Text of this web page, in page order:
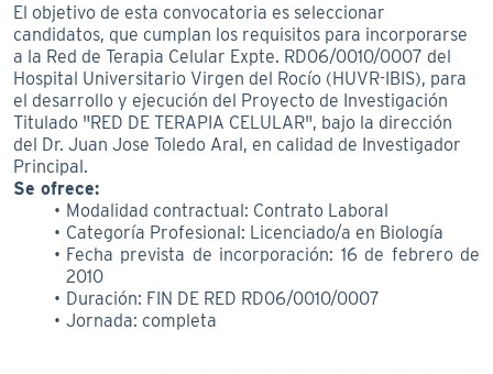
El objetivo de esta convocatoria es seleccionar
candidatos, que cumplan los requisitos para incorporarse
a la Red de Terapia Celular Expte. RD06/0010/0007 del
Hospital Universitario Virgen del Rocío (HUVR-IBIS), para
el desarrollo y ejecución del Proyecto de Investigación
Titulado "RED DE TERAPIA CELULAR", bajo la dirección
del Dr. Juan Jose Toledo Aral, en calidad de Investigador
Principal.
Se ofrece:
Modalidad contractual: Contrato Laboral
Categoría Profesional: Licenciado/a en Biología
Fecha prevista de incorporación: 16 de febrero de
2010
Duración: FIN DE RED RD06/0010/0007
Jornada: completa